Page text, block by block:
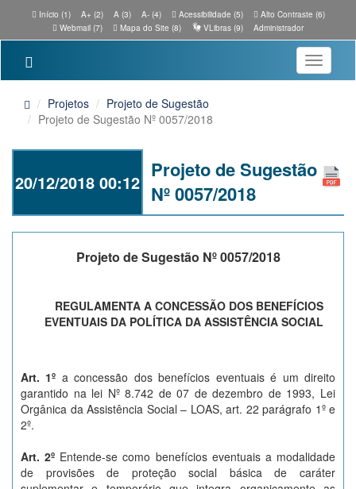
Início (1) A+ (2) A (3) A- (4) Acessibilidade (5)
Alto Contraste (6)
Webmail (7)
Mapa do Site (8) VLibras (9) Administrador
Toggle
Projetos
Projeto de Sugestão
Projeto de Sugestão Nº 0057/2018
20/12/2018 00:12
Projeto de Sugestão
Nº 0057/2018
Projeto de Sugestão Nº 0057/2018
REGULAMENTA A CONCESSÃO DOS BENEFÍCIOS
EVENTUAIS DA POLÍTICA DA ASSISTÊNCIA SOCIAL
Art. 1º a concessão dos benefícios eventuais é um direito
garantido na lei Nº 8.742 de 07 de dezembro de 1993, Lei
Orgânica da Assistência Social – LOAS, art. 22 parágrafo 1º e
2º.
Art. 2º Entende-se como benefícios eventuais a modalidade
de provisões de proteção social básica de caráter